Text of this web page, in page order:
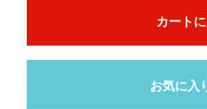
カート
お気に入